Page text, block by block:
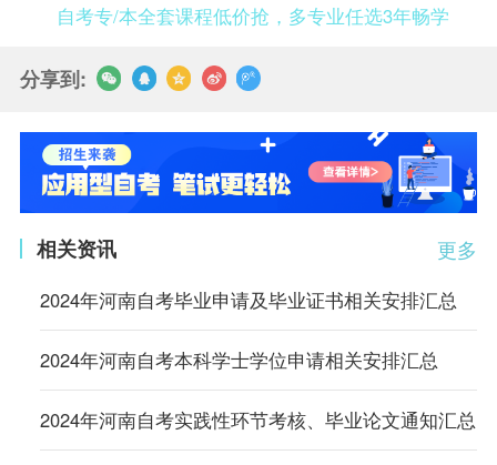
自考专/本全套课程低价抢，多专业任选3年畅学
分享到:
更多
相关资讯
2024年河南自考毕业申请及毕业证书相关安排汇总
2024年河南自考本科学士学位申请相关安排汇总
2024年河南自考实践性环节考核、毕业论文通知汇总